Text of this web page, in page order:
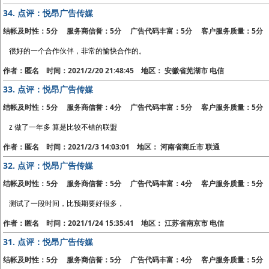
34. 点评：悦昂广告传媒
结帐及时性：5分 服务商信誉：5分 广告代码丰富：5分 客户服务质量：5分
很好的一个合作伙伴，非常的愉快合作的。
作者：匿名 时间：2021/2/20 21:48:45 地区： 安徽省芜湖市 电信
33. 点评：悦昂广告传媒
结帐及时性：5分 服务商信誉：4分 广告代码丰富：5分 客户服务质量：5分
z 做了一年多 算是比较不错的联盟
作者：匿名 时间：2021/2/3 14:03:01 地区： 河南省商丘市 联通
32. 点评：悦昂广告传媒
结帐及时性：5分 服务商信誉：5分 广告代码丰富：4分 客户服务质量：5分
测试了一段时间，比预期要好很多，
作者：匿名 时间：2021/1/24 15:35:41 地区： 江苏省南京市 电信
31. 点评：悦昂广告传媒
结帐及时性：5分 服务商信誉：5分 广告代码丰富：4分 客户服务质量：5分